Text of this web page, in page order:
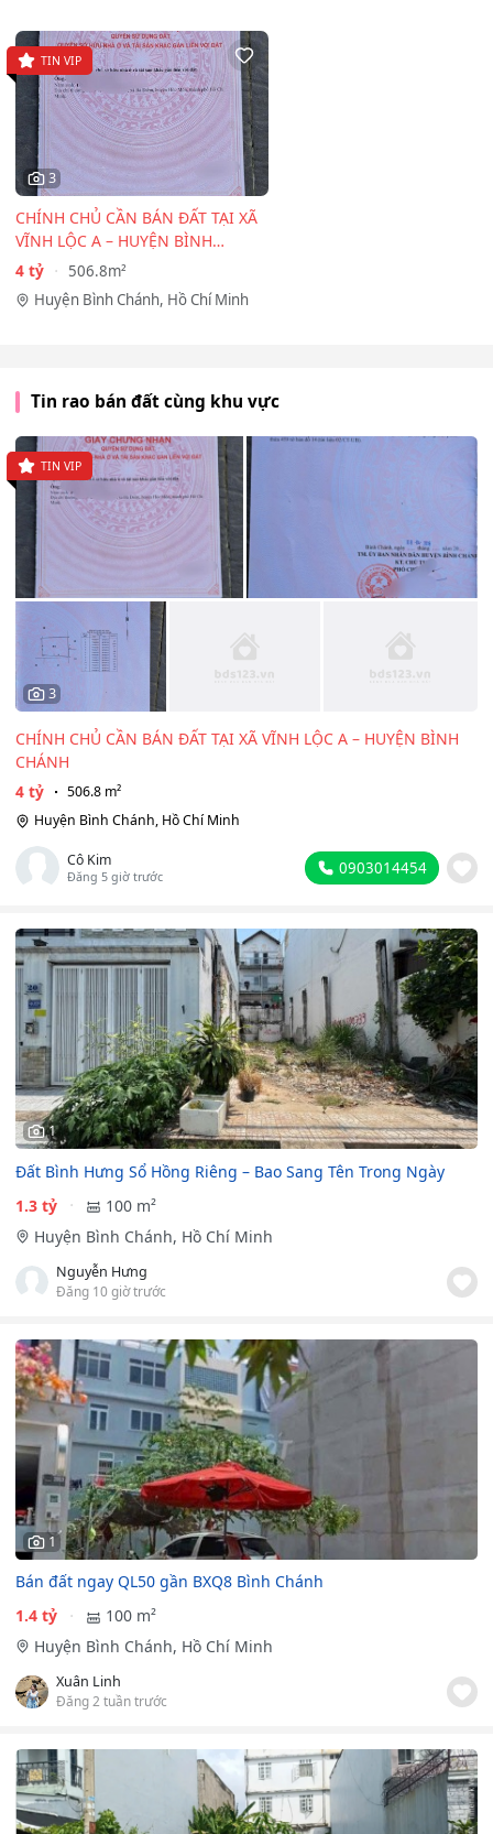
3
TIN VIP
CHÍNH CHỦ CẦN BÁN ĐẤT TẠI XÃ
VĨNH LỘC A – HUYỆN BÌNH
CHÁNH
4 tỷ
506.8m²
Huyện Bình Chánh, Hồ Chí Minh
Tin rao bán đất cùng khu vực
3
TIN VIP
CHÍNH CHỦ CẦN BÁN ĐẤT TẠI XÃ VĨNH LỘC A – HUYỆN BÌNH
CHÁNH
4 tỷ
506.8 m²
Huyện Bình Chánh, Hồ Chí Minh
Cô Kim
Đăng 5 giờ trước 0903014454
1
Đất Bình Hưng Sổ Hồng Riêng – Bao Sang Tên Trong Ngày
1.3 tỷ
100 m²
Huyện Bình Chánh, Hồ Chí Minh
Nguyễn Hưng
Đăng 10 giờ trước
1
Bán đất ngay QL50 gần BXQ8 Bình Chánh
1.4 tỷ
100 m²
Huyện Bình Chánh, Hồ Chí Minh
Xuân Linh
Đăng 2 tuần trước